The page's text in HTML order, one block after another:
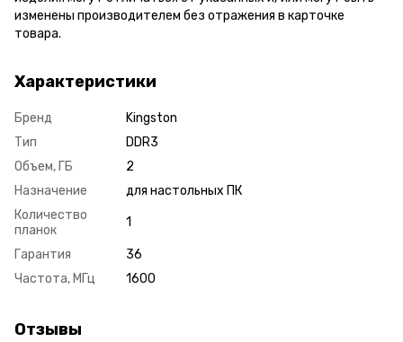
изменены производителем без отражения в карточке
товара.
Характеристики
Бренд
Kingston
Тип
DDR3
Объем, ГБ
2
Назначение
для настольных ПК
Количество
планок
1
Гарантия
36
Частота, МГц
1600
Отзывы